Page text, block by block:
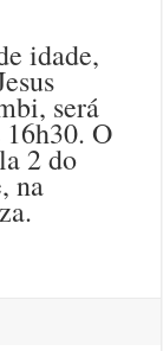
idade,
será
O
2 do
na